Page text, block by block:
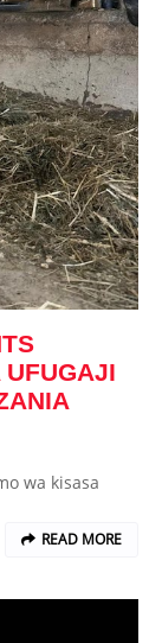
UFUGAJI
wa kisasa
READ MORE